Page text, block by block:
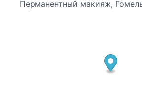
Перманентный макияж,